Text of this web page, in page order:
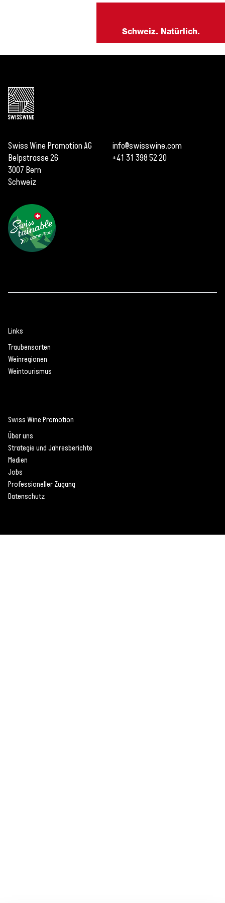
Schweiz. Natürlich.
Swiss Wine Promotion AG
Belpstrasse 26
3007 Bern
Schweiz
info@swisswine.com
+41 31 398 52 20
Links
Traubensorten
Weinregionen
Weintourismus
Swiss Wine Promotion
Über uns
Strategie und Jahresberichte
Medien
Jobs
Professioneller Zugang
Datenschutz